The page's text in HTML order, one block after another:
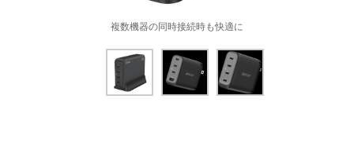
複数機器の同時接続時も快適に